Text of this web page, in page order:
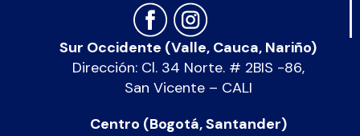
Sur Occidente (Valle, Cauca, Nariño)
Dirección: Cl. 34 Norte. # 2BIS -86,
San Vicente – CALI
Centro (Bogotá, Santander)